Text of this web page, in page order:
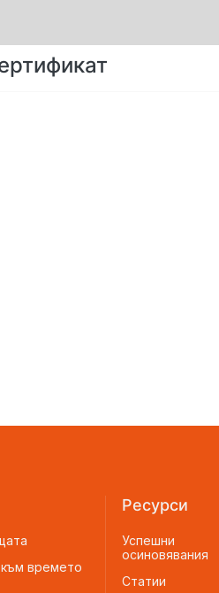
времето
Ресурси
Успешни
осиновявания
Cтатии